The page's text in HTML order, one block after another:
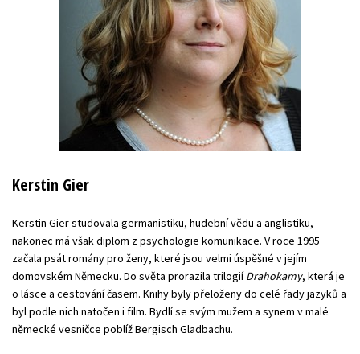
Kerstin Gier
Kerstin Gier studovala germanistiku, hudební vědu a anglistiku,
nakonec má však diplom z psychologie komunikace. V roce 1995
začala psát romány pro ženy, které jsou velmi úspěšné v jejím
domovském Německu. Do světa prorazila trilogiíDrahokamy, která je
o lásce a cestování časem. Knihy byly přeloženy do celé řady jazyků a
byl podle nich natočen i film. Bydlí se svým mužem a synem v malé
německé vesničce poblíž Bergisch Gladbachu.